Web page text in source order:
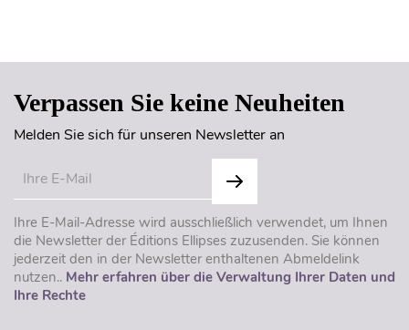
Verpassen Sie keine Neuheiten
Melden Sie sich für unseren Newsletter an
Ihre E-Mail-Adresse wird ausschließlich verwendet, um Ihnen
die Newsletter der Éditions Ellipses zuzusenden. Sie können
jederzeit den in der Newsletter enthaltenen Abmeldelink
nutzen.. Mehr erfahren über die Verwaltung Ihrer Daten und
Ihre Rechte